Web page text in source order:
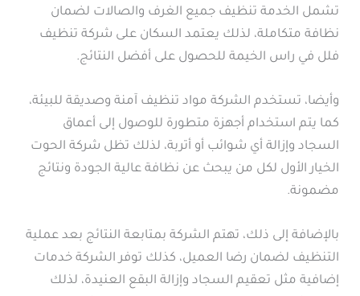
تشمل الخدمة تنظيف جميع الغرف والصالات لضمان
نظافة متكاملة، لذلك يعتمد السكان على شركة تنظيف
فلل في راس الخيمة للحصول على أفضل النتائج.
وأيضا، تستخدم الشركة مواد تنظيف آمنة وصديقة للبيئة،
كما يتم استخدام أجهزة متطورة للوصول إلى أعماق
السجاد وإزالة أي شوائب أو أتربة، لذلك تظل شركة الحوت
الخيار الأول لكل من يبحث عن نظافة عالية الجودة ونتائج
مضمونة.
بالإضافة إلى ذلك، تهتم الشركة بمتابعة النتائج بعد عملية
التنظيف لضمان رضا العميل، كذلك توفر الشركة خدمات
إضافية مثل تعقيم السجاد وإزالة البقع العنيدة، لذلك